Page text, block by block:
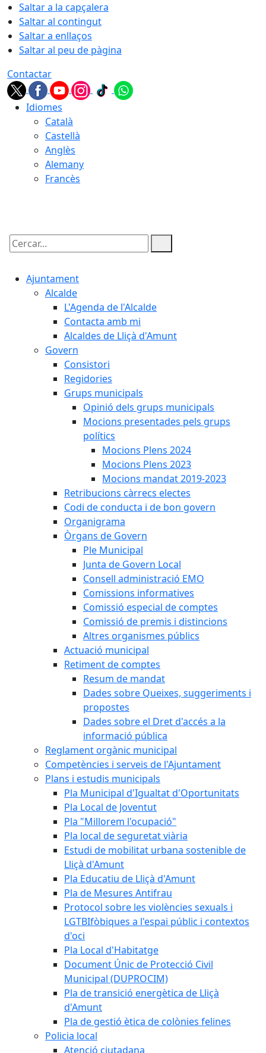
Saltar a la capçalera
Saltar al contingut
Saltar a enllaços
Saltar al peu de pàgina
Contactar
Idiomes
Català
Castellà
Anglès
Alemany
Francès
Cercar:
Ajuntament
Alcalde
L'Agenda de l'Alcalde
Contacta amb mi
Alcaldes de Lliçà d'Amunt
Govern
Consistori
Regidories
Grups municipals
Opinió dels grups municipals
Mocions presentades pels grups
polítics
Mocions Plens 2024
Mocions Plens 2023
Mocions mandat 2019-2023
Retribucions càrrecs electes
Codi de conducta i de bon govern
Organigrama
Òrgans de Govern
Ple Municipal
Junta de Govern Local
Consell administració EMO
Comissions informatives
Comissió especial de comptes
Comissió de premis i distincions
Altres organismes públics
Actuació municipal
Retiment de comptes
Resum de mandat
Dades sobre Queixes, suggeriments i
propostes
Dades sobre el Dret d'accés a la
informació pública
Reglament orgànic municipal
Competències i serveis de l'Ajuntament
Plans i estudis municipals
Pla Municipal d'Igualtat d'Oportunitats
Pla Local de Joventut
Pla "Millorem l'ocupació"
Pla local de seguretat viària
Estudi de mobilitat urbana sostenible de
Lliçà d'Amunt
Pla Educatiu de Lliçà d'Amunt
Pla de Mesures Antifrau
Protocol sobre les violències sexuals i
LGTBIfòbiques a l'espai públic i contextos
d'oci
Pla Local d'Habitatge
Document Únic de Protecció Civil
Municipal (DUPROCIM)
Pla de transició energètica de Lliçà
d'Amunt
Pla de gestió ètica de colònies felines
Policia local
Atenció ciutadana